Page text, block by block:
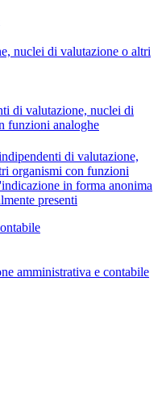
nuclei di valutazione o altri
di valutazione, nuclei di
funzioni analoghe
di valutazione,
organismi con funzioni
in forma anonima
presenti
amministrativa e contabile